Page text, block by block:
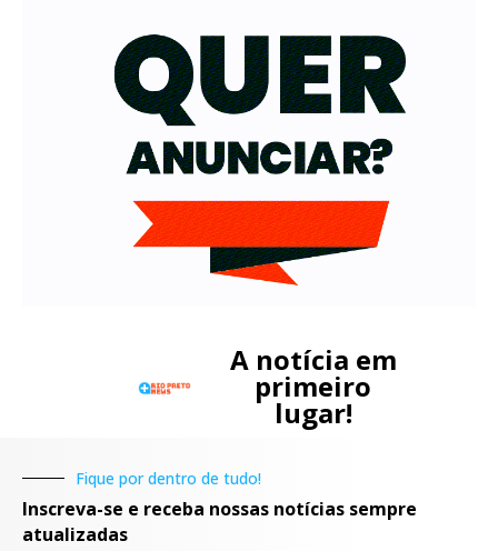
A notícia em
primeiro
lugar!
Fique por dentro de tudo!
Inscreva-se e receba nossas notícias sempre
atualizadas